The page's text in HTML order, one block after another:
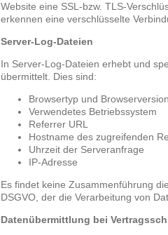
Website eine SSL-bzw. TLS-
erkennen eine verschlüsselte
Server-Log-Dateien
In Server-Log-Dateien erhebt und
übermittelt. Dies sind:
Browsertyp und Browserversion
Verwendetes Betriebssystem
Referrer URL
Hostname des zugreifenden
Uhrzeit der Serveranfrage
IP-Adresse
Es findet keine Zusammenführung
DSGVO, der die Verarbeitung von
Datenübermittlung bei